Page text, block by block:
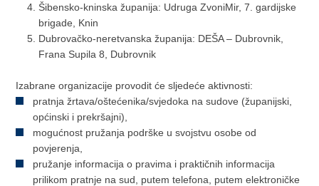
Šibensko-kninska županija: Udruga ZvoniMir, 7. gardijske
brigade, Knin
Dubrovačko-neretvanska županija: DEŠA – Dubrovnik,
Frana Supila 8, Dubrovnik
Izabrane organizacije provodit će sljedeće aktivnosti:
pratnja žrtava/oštećenika/svjedoka na sudove (županijski,
općinski i prekršajni),
mogućnost pružanja podrške u svojstvu osobe od
povjerenja,
pružanje informacija o pravima i praktičnih informacija
prilikom pratnje na sud, putem telefona, putem elektroničke